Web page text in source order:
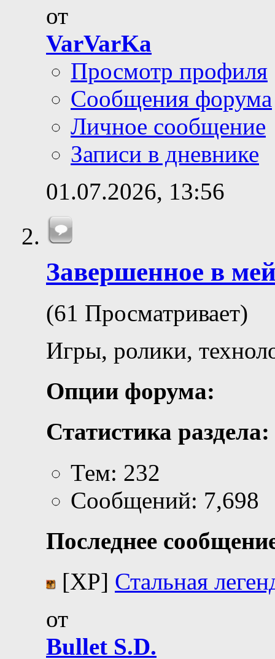
от
VarVarKa
Просмотр профиля
Сообщения форума
Личное сообщение
Записи в дневнике
01.07.2026, 13:56
Завершенное в
(61 Просматривает)
Игры, ролики,
Опции форума:
Статистика раздела:
Тем: 232
Сообщений: 7,698
Последнее
[XP] Стальная
от
Bullet S.D.